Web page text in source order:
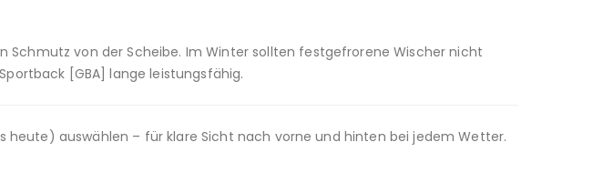
von der Scheibe. Im Winter sollten festgefrorene Wischer nicht
[GBA] lange leistungsfähig.
heute) auswählen – für klare Sicht nach vorne und hinten bei jedem Wetter.